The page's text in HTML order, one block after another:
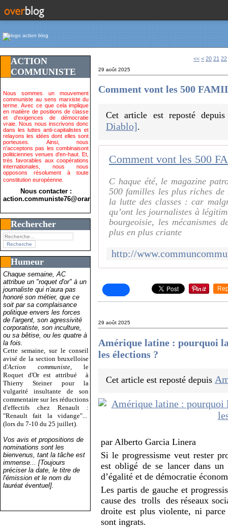
ACTION
COMMUNISTE
Nous sommes un mouvement
communiste au sens marxiste du
terme. Avec ce que cela implique
en matière de positions de classe
et d'exigences de démocratie
vraie. Nous nous inscrivons donc
dans les luttes anti-capitalistes et
relayons les idées dont elles sont
porteuses. Ainsi, nous
n'acceptons pas les combinaisont
politiciennes venues d'en-haut. Et,
très favorables aux coopérations
internationales, nous nous
opposons résolument à toute
constitution européenne.
Nous contacter :
action.communiste76@orange.fr>
Rechercher
Humeur
Chaque semaine, AC
attribue un "roquet d'or" à un
journaliste qui n'aura pas
honoré son métier, que ce
soit par sa complaisance
politique envers les forces
de l'argent, son agressivité
corporatiste, son inculture,
ou sa bêtise, ou les quatre à
la fois.
Cette semaine, sur le conseil
avisé de la section bruxelloise
d'Action communiste , le
Roquet d'Or est attribué
à
Thierry Steiner pour la
vulgarité insultante de son
commentaire sur les réductions
d'effectifs chez Renault :
"Renault fait la vidange"...
(lors du 7-10 du 25 juillet).
Vos avis et propositions de
nominations sont les
bienvenus, tant la tâche est
immense... [Toujours
préciser la date, le titre de
l'émission et le nom du
lauréat éventuel].
<< < 10
20 21 22
29 août 2025
Comment vont les 500
Cet article est reposté
Diablo].
C haque été, le magazine
500 familles les plus riches
la lutte des classes : car
qu’ont les journalistes à
bourgeoisie, les mécanismes
plus en plus criante
29 août 2025
Amérique latine : pourquoi
les élections ?
Cet article est reposté depuis
par Alberto Garcia Linera
Si le progressisme veut rester
est obligé de se lancer dans un
d’égalité et de démocratie
Les partis de gauche et
cause des trolls des réseaux
droite est plus violente, ni
sont ingrats.